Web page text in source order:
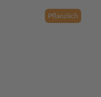
Pflanzlich